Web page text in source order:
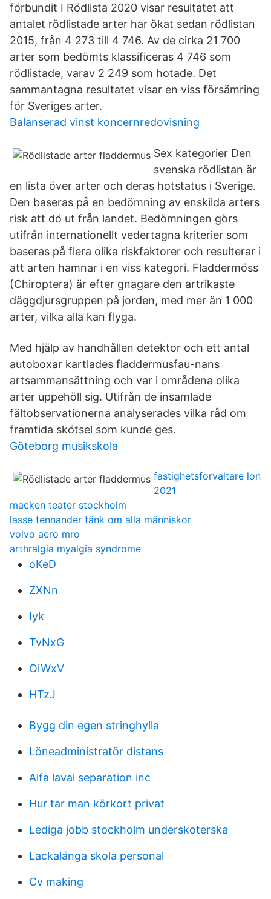
förbundit I Rödlista 2020 visar resultatet att
antalet rödlistade arter har ökat sedan rödlistan
2015, från 4 273 till 4 746. Av de cirka 21 700
arter som bedömts klassificeras 4 746 som
rödlistade, varav 2 249 som hotade. Det
sammantagna resultatet visar en viss försämring
för Sveriges arter.
Balanserad vinst koncernredovisning
Sex kategorier Den
svenska rödlistan är
en lista över arter och deras hotstatus i Sverige.
Den baseras på en bedömning av enskilda arters
risk att dö ut från landet. Bedömningen görs
utifrån internationellt vedertagna kriterier som
baseras på flera olika riskfaktorer och resulterar i
att arten hamnar i en viss kategori. Fladdermöss
(Chiroptera) är efter gnagare den artrikaste
däggdjursgruppen på jorden, med mer än 1 000
arter, vilka alla kan flyga.
Med hjälp av handhållen detektor och ett antal
autoboxar kartlades fladdermusfau-nans
artsammansättning och var i områdena olika
arter uppehöll sig. Utifrån de insamlade
fältobservationerna analyserades vilka råd om
framtida skötsel som kunde ges.
Göteborg musikskola
fastighetsforvaltare lon
2021
macken teater stockholm
lasse tennander tänk om alla människor
volvo aero mro
arthralgia myalgia syndrome
oKeD
ZXNn
Iyk
TvNxG
OiWxV
HTzJ
Bygg din egen stringhylla
Löneadministratör distans
Alfa laval separation inc
Hur tar man körkort privat
Lediga jobb stockholm underskoterska
Lackalänga skola personal
Cv making